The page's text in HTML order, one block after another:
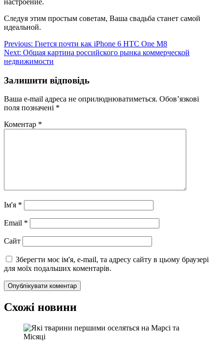
Следуя этим простым советам, Ваша свадьба станет самой
идеальной.
Навігація
записів
Previous: Гнется почти как iPhone 6 HTC One M8
Next: Общая картина российского рынка коммерческой
недвижимости
Залишити відповідь
Ваша e-mail адреса не оприлюднюватиметься. Обов’язкові
поля позначені *
Коментар *
Ім'я *
Email *
Сайт
Зберегти моє ім'я, e-mail, та адресу сайту в цьому браузері
для моїх подальших коментарів.
Схожі новини